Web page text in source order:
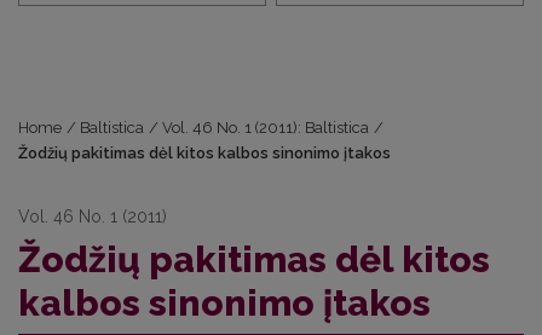
Home / Baltistica / Vol. 46 No. 1 (2011): Baltistica /
Žodžių pakitimas dėl kitos kalbos sinonimo įtakos
Vol. 46 No. 1 (2011)
Žodžių pakitimas dėl kitos
kalbos sinonimo įtakos